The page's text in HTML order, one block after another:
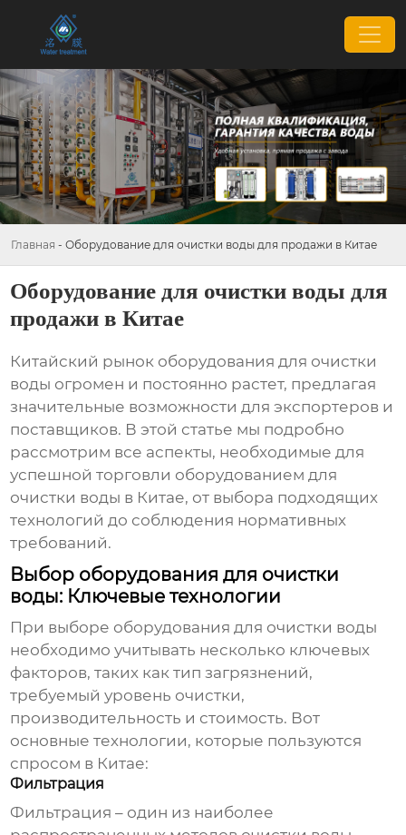
Главная - Оборудование для очистки воды для продажи в Китае
Оборудование для очистки воды для
продажи в Китае
Китайский рынок оборудования для очистки
воды огромен и постоянно растет, предлагая
значительные возможности для экспортеров и
поставщиков. В этой статье мы подробно
рассмотрим все аспекты, необходимые для
успешной торговли оборудованием для
очистки воды в Китае, от выбора подходящих
технологий до соблюдения нормативных
требований.
Выбор оборудования для очистки
воды: Ключевые технологии
При выборе оборудования для очистки воды
необходимо учитывать несколько ключевых
факторов, таких как тип загрязнений,
требуемый уровень очистки,
производительность и стоимость. Вот
основные технологии, которые пользуются
спросом в Китае:
Фильтрация
Фильтрация – один из наиболее